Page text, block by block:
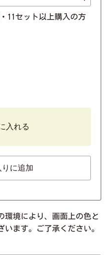
11セット以上購入の方
入れる
りに追加
環境により、画面上の色と
ます。ご了承ください。